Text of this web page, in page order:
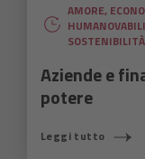
AMORE,
SOSTENIBILITÀ
Aziende e
potere
Leggi tutto